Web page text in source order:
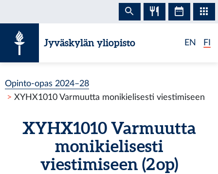
Jyväskylän yliopisto EN FI
Opinto-opas 2024–28
XYHX1010 Varmuutta monikielisesti viestimiseen
XYHX1010 Varmuutta
monikielisesti
viestimiseen (2 op)